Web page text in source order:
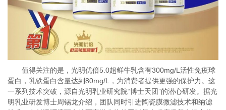
值得关注的是，光明优倍5.0超鲜牛乳含有300mg/L活性免疫球
蛋白，乳铁蛋白含量达到80mg/L，为消费者提供更强的保护力。这
一系列技术突破，源自光明乳业研究院“博士天团”的潜心研发。据光
明乳业研发博士周锡龙介绍，团队同时引进陶瓷膜微滤技术和纳滤